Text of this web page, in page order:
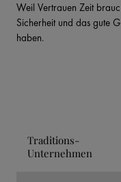
Traditions-
Unternehmen
Weil Vertrauen Zeit
Sicherheit und das gute
haben.